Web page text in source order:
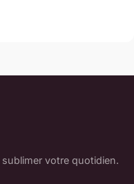
votre quotidien.